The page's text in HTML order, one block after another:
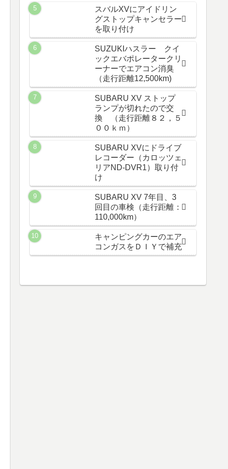
スバルXVにアイドリン
グストップキャンセラー
を取り付け
SUZUKIハスラー クイ
ックエバポレータークリ
ーナーでエアコン消臭
（走行距離12,500km)
SUBARU XV ストップ
ランプが切れたので交
換 （走行距離８２，５
００ｋｍ）
SUBARU XVにドライブ
レコーダー（カロッツェ
リアND-DVR1）取り付
け
SUBARU XV 7年目、3
回目の車検（走行距離：
110,000km）
キャンピングカーのエア
コンガスをＤＩＹで補充